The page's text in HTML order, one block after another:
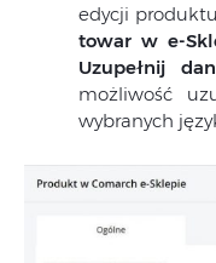
edycji
towar w e-
Uzupełnij
możliwość
wybranych